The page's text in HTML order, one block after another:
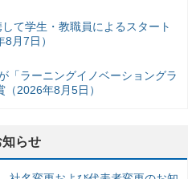
て学生・教職員によるスタート
月7日）
「ラーニングイノベーショングラ
2026年8月5日）
知らせ